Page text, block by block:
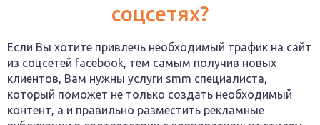
соцсетях?
Если Вы хотите привлечь необходимый трафик на сайт
из соцсетей facebook, тем самым получив новых
клиентов, Вам нужны услуги smm специалиста,
который поможет не только создать необходимый
контент, а и правильно разместить рекламные